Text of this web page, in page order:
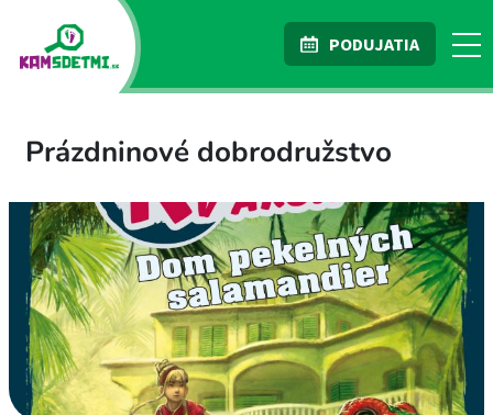
PODUJATIA
Prázdninové dobrodružstvo